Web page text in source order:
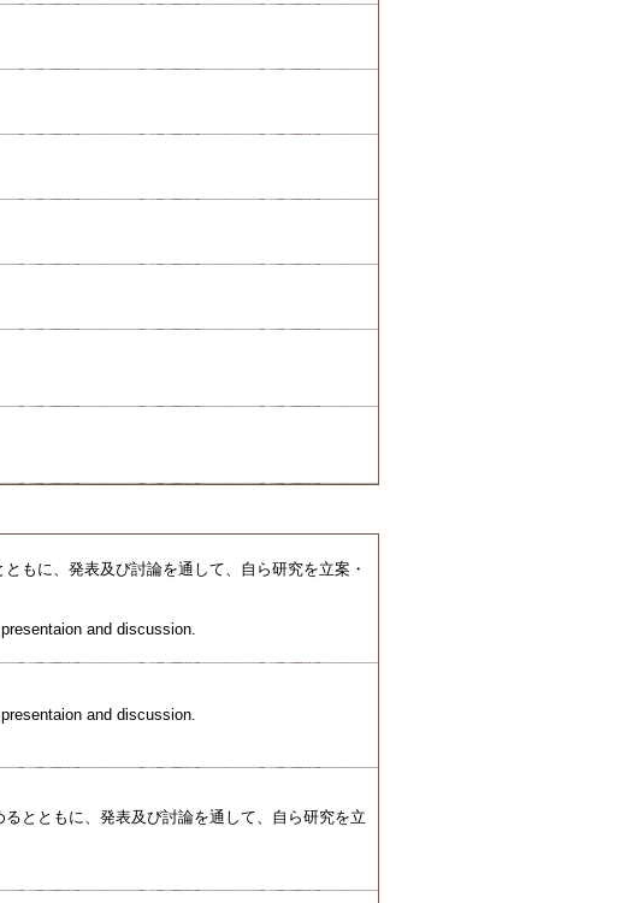
もに、発表及び討論を通して、自ら研究を立案・
and discussion.
and discussion.
とともに、発表及び討論を通して、自ら研究を立